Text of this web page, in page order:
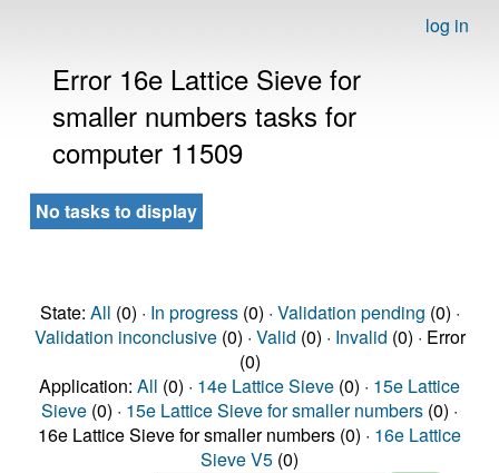
log in
Error 16e Lattice Sieve for
smaller numbers tasks for
computer 11509
No tasks to display
State: All (0) · In progress(0) · Validation pending (0) ·
Validation inconclusive(0) · Valid (0) · Invalid (0) · Error
(0)
Application: All (0) · 14e Lattice Sieve (0) · 15e Lattice
Sieve (0) · 15e Lattice Sieve for smaller numbers (0) ·
16e Lattice Sieve for smaller numbers (0) · 16e Lattice
Sieve V5 (0)